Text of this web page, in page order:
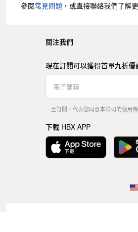
參閱常見問題 ，或直接聯絡我們了解
關注我們
現在訂閱可以獲得首單九折優
一旦訂閱，代表您同意本公司的使用
下載 HBX APP